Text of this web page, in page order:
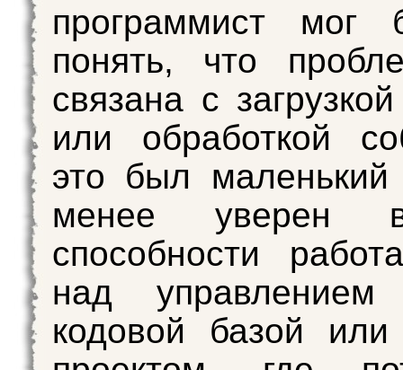
программист мог
понять, что
связана с
или обработкой
это был маленький
менее уверен
способности
над управлением
кодовой базой